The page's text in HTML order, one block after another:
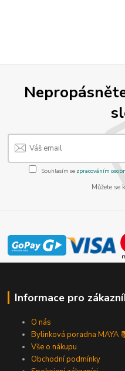
Souhlasím se zpracováním
Můžete se
Informace pro
O nás
Bylinková poradna MAYA
Vše o nákupu
Obchodní podmínky